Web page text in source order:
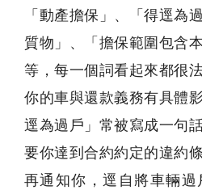
「動產擔保」、「得逕為
質物」、「擔保範圍包含
等，每一個詞看起來都很
你的車與還款義務有具體
逕為過戶」常被寫成一句
要你達到合約約定的違約
再通知你，逕自將車輛過